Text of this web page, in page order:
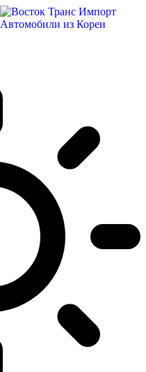
Автомобили из Кореи